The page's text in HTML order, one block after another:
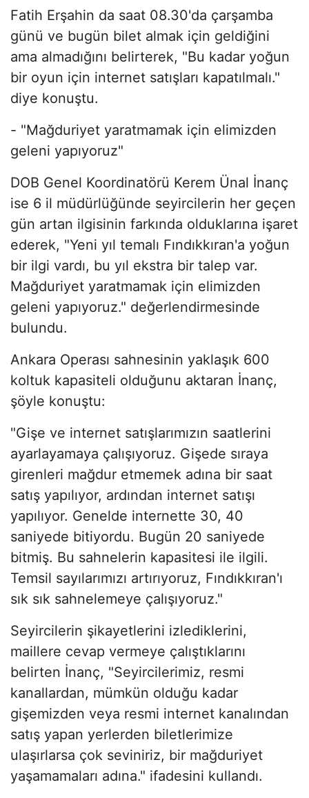
Fatih Erşahin da saat 08.30'da çarşamba
günü ve bugün bilet almak için geldiğini
ama almadığını belirterek, "Bu kadar yoğun
bir oyun için internet satışları kapatılmalı."
diye konuştu.
- "Mağduriyet yaratmamak için elimizden
geleni yapıyoruz"
DOB Genel Koordinatörü Kerem Ünal İnanç
ise 6 il müdürlüğünde seyircilerin her geçen
gün artan ilgisinin farkında olduklarına işaret
ederek, "Yeni yıl temalı Fındıkkıran'a yoğun
bir ilgi vardı, bu yıl ekstra bir talep var.
Mağduriyet yaratmamak için elimizden
geleni yapıyoruz." değerlendirmesinde
bulundu.
Ankara Operası sahnesinin yaklaşık 600
koltuk kapasiteli olduğunu aktaran İnanç,
şöyle konuştu:
"Gişe ve internet satışlarımızın saatlerini
ayarlayamaya çalışıyoruz. Gişede sıraya
girenleri mağdur etmemek adına bir saat
satış yapılıyor, ardından internet satışı
yapılıyor. Genelde internette 30, 40
saniyede bitiyordu. Bugün 20 saniyede
bitmiş. Bu sahnelerin kapasitesi ile ilgili.
Temsil sayılarımızı artırıyoruz, Fındıkkıran'ı
sık sık sahnelemeye çalışıyoruz."
Seyircilerin şikayetlerini izlediklerini,
maillere cevap vermeye çalıştıklarını
belirten İnanç, "Seyircilerimiz, resmi
kanallardan, mümkün olduğu kadar
gişemizden veya resmi internet kanalından
satış yapan yerlerden biletlerimize
ulaşırlarsa çok seviniriz, bir mağduriyet
yaşamamaları adına." ifadesini kullandı.